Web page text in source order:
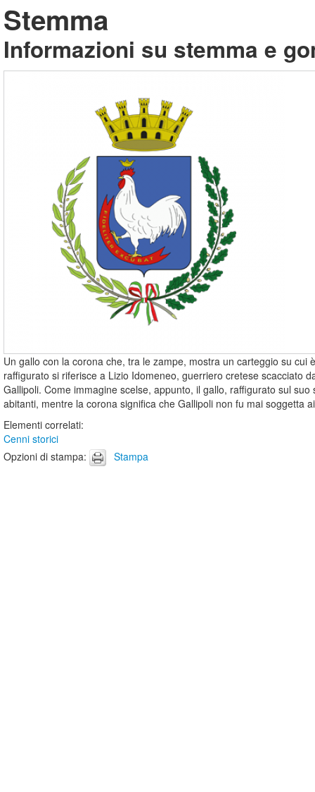
Stemma
Informazioni su stemma e
Un gallo con la corona che, tra le zampe, mostra un carteggio su
raffigurato si riferisce a Lizio Idomeneo, guerriero cretese scacciato
Gallipoli. Come immagine scelse, appunto, il gallo, raffigurato sul
abitanti, mentre la corona significa che Gallipoli non fu mai soggetta
Elementi correlati:
Cenni storici
Opzioni di stampa: Stampa